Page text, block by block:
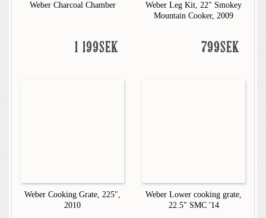
Weber Charcoal Chamber
1 199SEK
Weber Leg Kit, 22" Smokey
Mountain Cooker, 2009
799SEK
Weber Cooking Grate, 225",
2010
Weber Lower cooking grate,
22.5" SMC '14